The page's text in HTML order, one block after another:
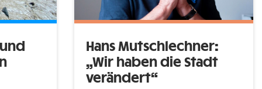
Hans Mutschlechner:
„Wir haben die Stadt
verändert“